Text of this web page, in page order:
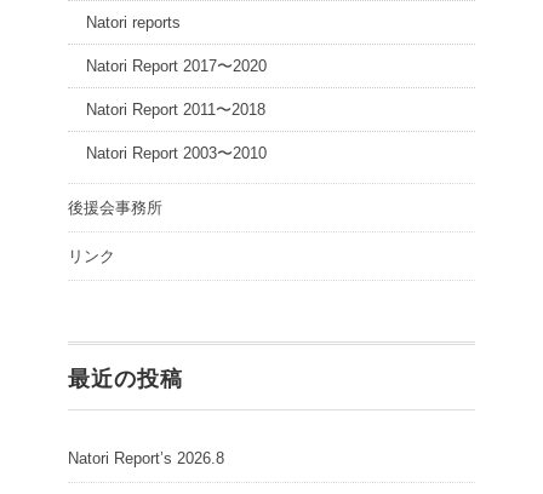
Natori reports
Natori Report 2017〜2020
Natori Report 2011〜2018
Natori Report 2003〜2010
後援会事務所
リンク
最近の投稿
Natori Report’s 2026.8